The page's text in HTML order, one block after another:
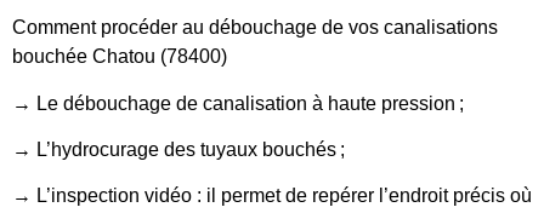
Comment procéder au débouchage de vos canalisations
bouchée Chatou (78400)
→ Le débouchage de canalisation à haute pression ;
→ L’hydrocurage des tuyaux bouchés ;
→ L’inspection vidéo : il permet de repérer l’endroit précis où